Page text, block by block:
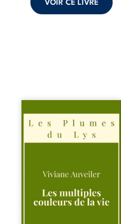
VOIR CE LIVRE
Trois récits, trois
existences saisies
à l’instant où tout
bascule. Une
l’apaisement, un
recouvre
l’espérance, tandis